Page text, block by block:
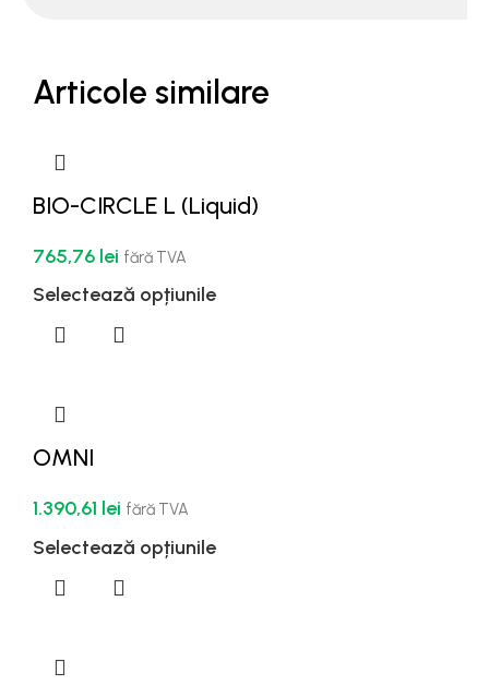
Articole similare
BIO-CIRCLE L (Liquid)
765,76 lei fără TVA
Selectează opțiunile
OMNI
1.390,61 lei fără TVA
Selectează opțiunile